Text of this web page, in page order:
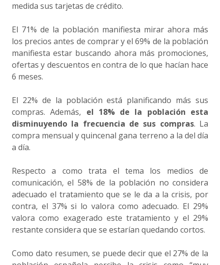
medida sus tarjetas de crédito.
El 71% de la población manifiesta mirar ahora más
los precios antes de comprar y el 69% de la población
manifiesta estar buscando ahora más promociones,
ofertas y descuentos en contra de lo que hacían hace
6 meses.
El 22% de la población está planificando más sus
compras. Además, el 18% de la población esta
disminuyendo la frecuencia de sus compras. La
compra mensual y quincenal gana terreno a la del día
a día.
Respecto a como trata el tema los medios de
comunicación, el 58% de la población no considera
adecuado el tratamiento que se le da a la crisis, por
contra, el 37% si lo valora como adecuado. El 29%
valora como exagerado este tratamiento y el 29%
restante considera que se estarían quedando cortos.
Como dato resumen, se puede decir que el 27% de la